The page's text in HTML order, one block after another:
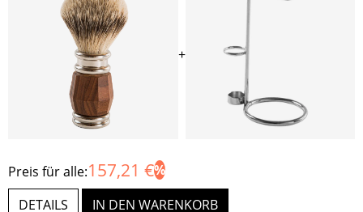
+
Preis für alle:157,21 €
DETAILS IN DEN WARENKORB